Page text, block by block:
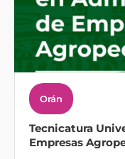
Orán
Tecnicatura
Empresas